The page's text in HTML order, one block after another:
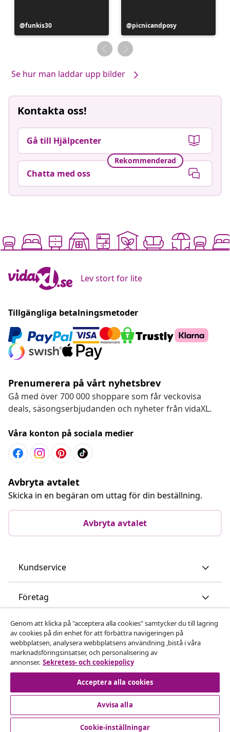
Inlägg
publicerat
funkis30
Inlägg
publicerat
av
picnicandposy
Se hur man laddar upp bilder
Kontakta oss!
Gå till Hjälpcenter
Rekommenderad
Chatta med oss
Lev stort for lite
Tillgängliga betalningsmetoder
Prenumerera på vårt nyhetsbrev
Gå med över 700 000 shoppare som får veckovisa
deals, säsongserbjudanden och nyheter från vidaXL.
Våra konton på sociala medier
Avbryta avtalet
Skicka in en begäran om uttag för din beställning.
Avbryta avtalet
Kundservice
Företag
vidaXL
Upptäck mer
Genom att klicka på "acceptera alla cookies" samtycker du till lagring
av cookies på din enhet för att förbättra navigeringen på
webbplatsen, analysera webbplatsens användning ,bistå i våra
marknadsföringsinsatser, och personalisering av
annonser. Sekretess- och cookiepolicy
Acceptera alla cookies
Avvisa alla
Cookie-inställningar